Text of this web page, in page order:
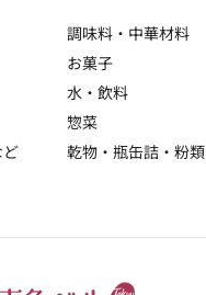
調味料・中華材料
お菓子
水・飲料
惣菜
乾物・瓶缶詰・粉類